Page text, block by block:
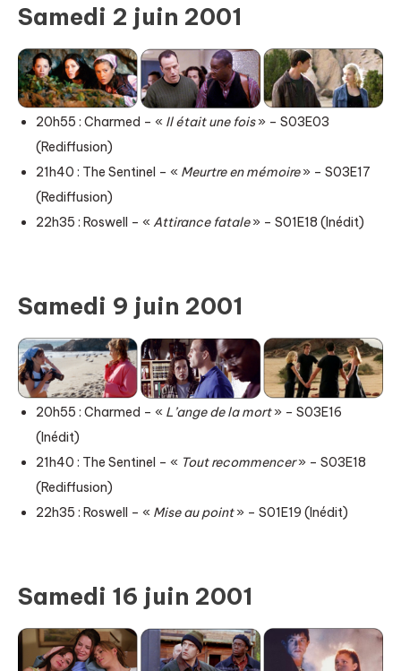
Samedi 2 juin 2001
20h55 : Charmed – « Il était une fois» – S03E03
(Rediffusion)
21h40 : The Sentinel – « Meurtre en mémoire» – S03E17
(Rediffusion)
22h35 : Roswell – « Attirance fatale» – S01E18 (Inédit)
Samedi 9 juin 2001
20h55 : Charmed – « L’ange de la mort» – S03E16
(Inédit)
21h40 : The Sentinel – « Tout recommencer» – S03E18
(Rediffusion)
22h35 : Roswell – « Mise au point» – S01E19 (Inédit)
Samedi 16 juin 2001